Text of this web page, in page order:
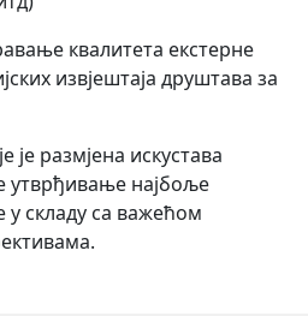
квалитета екстерне
извјештаја друштава за
размјена искустава
утврђивање најбоље
у складу са важећом